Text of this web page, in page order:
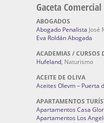
Gaceta
ABOGADOS
Abogado Penalista José
Eva Roldán Abogada
ACADEMIAS / CURSOS
Hufeland, Naturismo
ACEITE DE OLIVA
Aceites Olevm – Puerta
APARTAMENTOS
Apartamentos Casa
Apartamentos Los